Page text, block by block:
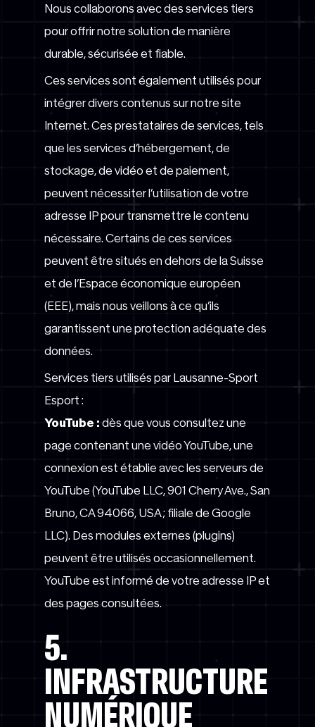
Nous collaborons avec des services tiers
pour offrir notre solution de manière
durable, sécurisée et fiable.
Ces services sont également utilisés pour
intégrer divers contenus sur notre site
Internet. Ces prestataires de services, tels
que les services d’hébergement, de
stockage, de vidéo et de paiement,
peuvent nécessiter l’utilisation de votre
adresse IP pour transmettre le contenu
nécessaire. Certains de ces services
peuvent être situés en dehors de la Suisse
et de l’Espace économique européen
(EEE), mais nous veillons à ce qu’ils
garantissent une protection adéquate des
données.
Services tiers utilisés par Lausanne-Sport
Esport :
YouTube : dès que vous consultez une
page contenant une vidéo YouTube, une
connexion est établie avec les serveurs de
YouTube (YouTube LLC, 901 Cherry Ave., San
Bruno, CA 94066, USA ; filiale de Google
LLC). Des modules externes (plugins)
peuvent être utilisés occasionnellement.
YouTube est informé de votre adresse IP et
des pages consultées.
5.
INFRASTRUCTURE
NUMÉRIQUE